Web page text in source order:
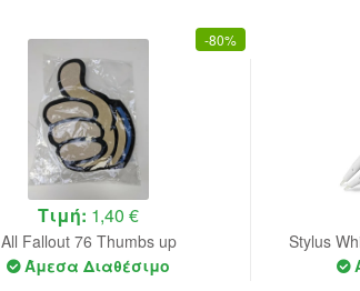
-80%
Τιμή: 1,40 €
All Fallout 76 Thumbs up
Άμεσα Διαθέσιμο
Stylus